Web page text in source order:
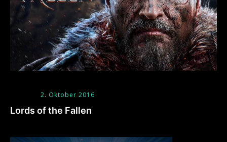
2. Oktober 2016
Lords of the Fallen